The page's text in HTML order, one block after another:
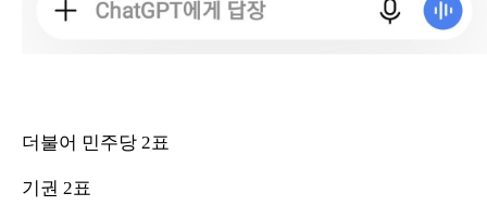
더불어 민주당 2표
기권 2표